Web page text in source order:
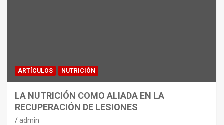
ARTÍCULOS NUTRICIÓN
LA NUTRICIÓN COMO ALIADA EN LA
RECUPERACIÓN DE LESIONES
admin